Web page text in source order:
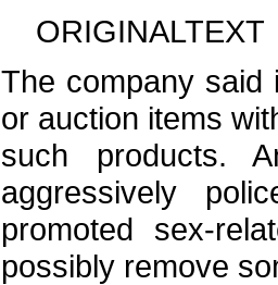
ORIGINALTEXT
The company said
or auction items
such products.
aggressively
promoted sex-
possibly remove